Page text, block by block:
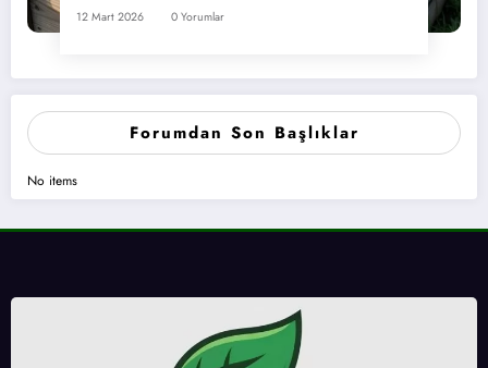
12 Mart 2026 0 Yorumlar
Forumdan Son Başlıklar
No items